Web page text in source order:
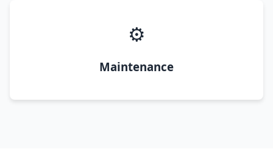
⚙️
Maintenance